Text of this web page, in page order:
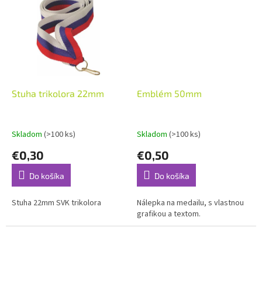
Stuha trikolora 22mm
Skladom (>100 ks)
€0,30
Do košíka
Stuha 22mm SVK trikolora
Emblém 50mm
Skladom (>100 ks)
€0,50
Do košíka
Nálepka na medailu, s vlastnou
grafikou a textom.